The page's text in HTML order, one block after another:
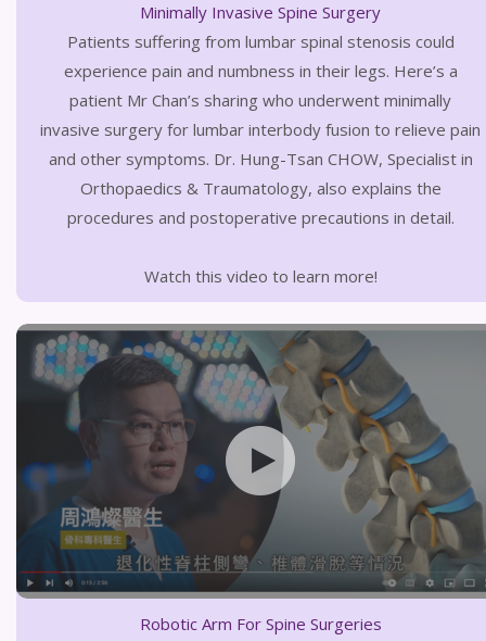
Minimally Invasive Spine Surgery
Patients suffering from lumbar spinal stenosis could
experience pain and numbness in their legs. Here’s a
patient Mr Chan’s sharing who underwent minimally
invasive surgery for lumbar interbody fusion to relieve pain
and other symptoms. Dr. Hung-Tsan CHOW, Specialist in
Orthopaedics & Traumatology, also explains the
procedures and postoperative precautions in detail.
Watch this video to learn more!
Robotic Arm For Spine Surgeries